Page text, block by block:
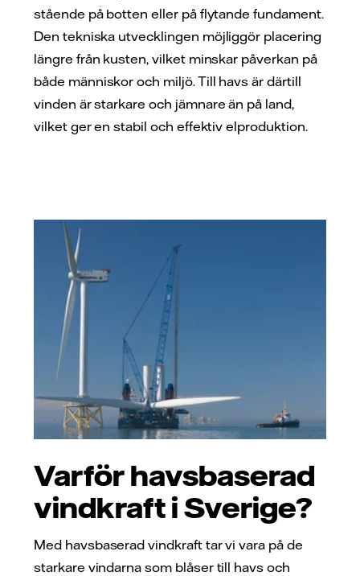
stående på botten eller på flytande fundament.
Den tekniska utvecklingen möjliggör placering
längre från kusten, vilket minskar påverkan på
både människor och miljö. Till havs är därtill
vinden är starkare och jämnare än på land,
vilket ger en stabil och effektiv elproduktion.
Varför havsbaserad
vindkraft i Sverige?
Med havsbaserad vindkraft tar vi vara på de
starkare vindarna som blåser till havs och